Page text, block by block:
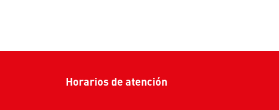
Horarios de atención